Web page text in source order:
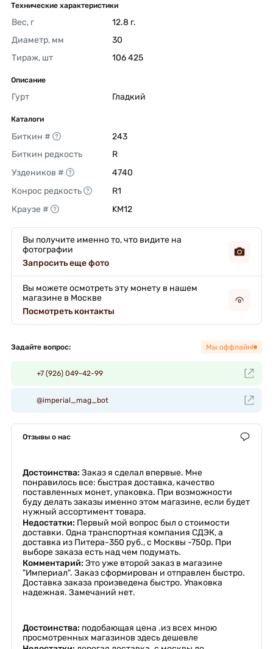
Технические характеристики
Вес, г
12.8 г.
Диаметр, мм
30
Тираж, шт
106 425
Описание
Гурт Гладкий
Каталоги
Биткин #
243
Биткин редкость
R
Уздеников #
4740
Конрос редкость
R1
Краузе #
KM12
Вы получите именно то, что видите на
фотографии
Запросить еще фото
Вы можете осмотреть эту монету в нашем
магазине в Москве
Посмотреть контакты
Задайте вопрос: Мы оффлайн!
+7 (926) 049-42-99
@imperial_mag_bot
Отзывы о нас
Достоинства: Заказ я сделал впервые. Мне
понравилось все: быстрая доставка, качество
поставленных монет, упаковка. При возможности
буду делать заказы именно этом магазине, если будет
нужный ассортимент товара.
Недостатки: Первый мой вопрос был о стоимости
доставки. Одна транспортная компания СДЭК, а
доставка из Питера-350 руб., с Москвы -750р. При
выборе заказа есть над чем подумать.
Комментарий: Это уже второй заказ в магазине
"Империал". Заказ сформирован и отправлен быстро.
Доставка заказа произведена быстро. Упаковка
надежная. Замечаний нет.
Достоинства: подобающая цена .из всех мною
просмотренных магазинов здесь дешевле